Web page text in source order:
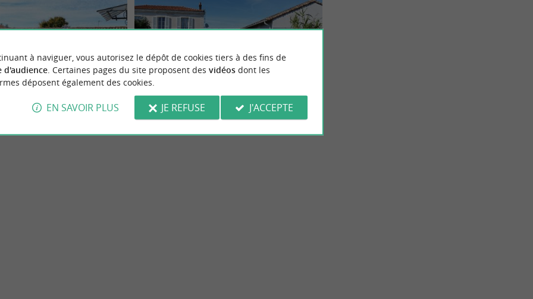
de groupe en Charente-
Maritime
belle ancienne propriété
caractère rénovée Très belle
Maison de charme en centre-ville
Jolie petite maison pleine de charme en centre-
village avec confort et bien-être Le Petit Port du
Loiron, petite ...
à naviguer, vous autorisez le dépôt de cookies tiers à des fins de
d'audience. Certaines pages du site proposent des vidéosdont les
déposent également des cookies.
EN SAVOIR PLUS JE REFUSE J'ACCEPTE